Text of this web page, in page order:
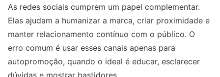
As redes sociais cumprem um papel complementar.
Elas ajudam a humanizar a marca, criar proximidade e
manter relacionamento contínuo com o público. O
erro comum é usar esses canais apenas para
autopromoção, quando o ideal é educar, esclarecer
dúvidas e mostrar bastidores.